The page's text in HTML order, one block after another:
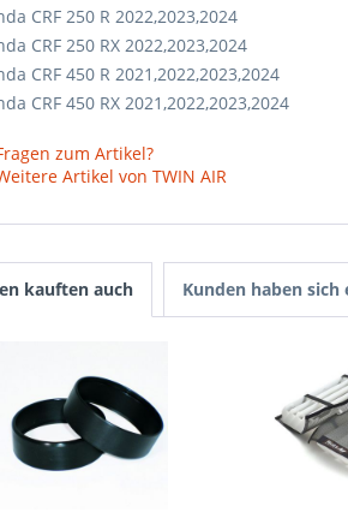
CRF 250 R 2022,2023,2024
CRF 250 RX 2022,2023,2024
CRF 450 R 2021,2022,2023,2024
CRF 450 RX 2021,2022,2023,2024
zum Artikel?
Artikel von TWIN AIR
kauften auch Kunden haben sich